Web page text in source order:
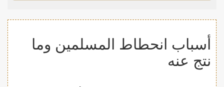
أسباب انحطاط المسلمين وما
نتج عنه